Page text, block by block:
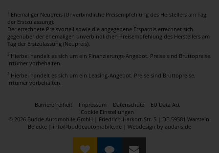
1
Ehemaliger Neupreis (Unverbindliche Preisempfehlung des Herstellers am Tag
der Erstzulassung).
Der errechnete Preisvorteil sowie die angegebene Ersparnis errechnet sich
gegenüber der ehemaligen unverbindlichen Preisempfehlung des Herstellers am
Tag der Erstzulassung (Neupreis).
2 Hierbei handelt es sich um ein Finanzierungs-Angebot. Preise sind Bruttopreise.
Irrtümer vorbehalten.
3 Hierbei handelt es sich um ein Leasing-Angebot. Preise sind Bruttopreise.
Irrtümer vorbehalten.
Barrierefreiheit Impressum Datenschutz
EU Data Act
Cookie Einstellungen
© 2026 Budde Automobile GmbH | Friedrich-Harkort-Str. 5 | DE-59581 Warstein-
Belecke | info@buddeautomobile.de | Webdesign by audaris.de